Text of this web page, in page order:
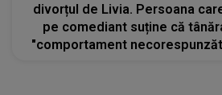
divorțul de Livia. Persoana
pe comediant suține că
"comportament